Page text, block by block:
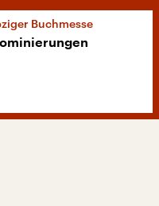
Buchmesse